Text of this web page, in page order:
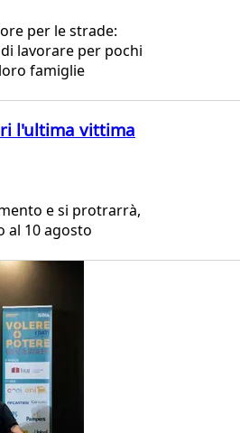
per le strade:
lavorare per pochi
famiglie
l'ultima vittima
e si protrarrà,
al 10 agosto